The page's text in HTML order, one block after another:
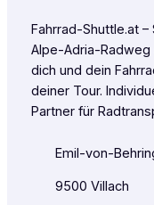
Fahrrad-Shuttle.at
Alpe-Adria-Radweg
dich und dein
deiner Tour.
Partner für
Emil-von-
9500 Villach